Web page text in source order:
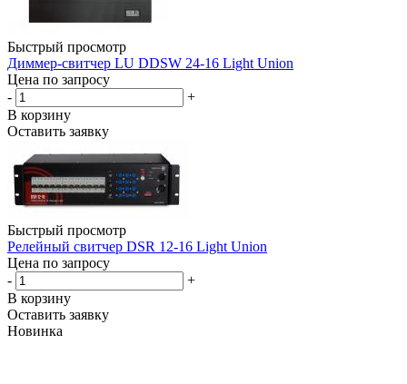
Быстрый просмотр
Диммер-свитчер LU DDSW 24-16 Light Union
Цена по запросу
-
+
В корзину
Оставить заявку
Быстрый просмотр
Релейный свитчер DSR 12-16 Light Union
Цена по запросу
-
+
В корзину
Оставить заявку
Новинка